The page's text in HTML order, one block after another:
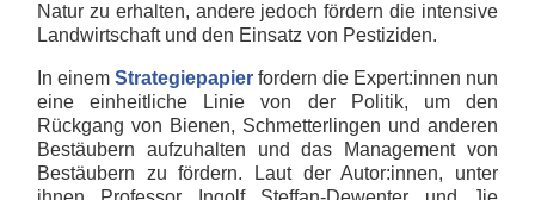
Natur zu erhalten, andere jedoch fördern die intensive
Landwirtschaft und den Einsatz von Pestiziden.
In einem Strategiepapier fordern die Expert:innen nun
eine einheitliche Linie von der Politik, um den
Rückgang von Bienen, Schmetterlingen und anderen
Bestäubern aufzuhalten und das Management von
Bestäubern zu fördern. Laut der Autor:innen, unter